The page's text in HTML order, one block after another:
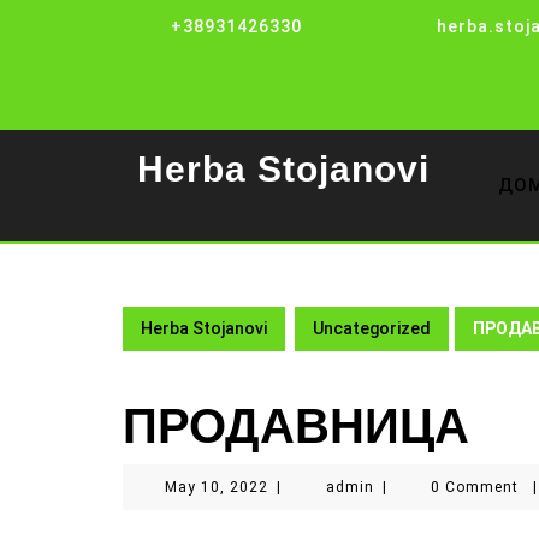
+38931426330
Herba Stojanovi
Herba Stojanovi Uncategorized
ПРОДАВНИЦА
May 10, 2022 May
admin admin 0 Comment